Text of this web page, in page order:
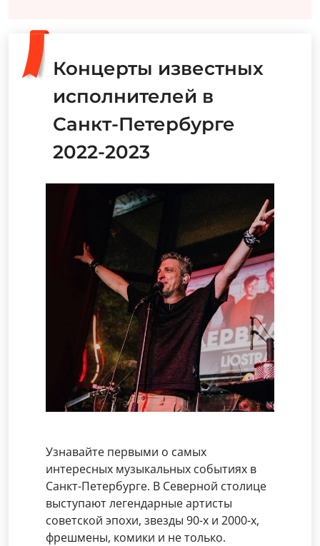
Концерты известных
исполнителей в
Санкт-Петербурге
2022-2023
Узнавайте первыми о самых
интересных музыкальных событиях в
Санкт-Петербурге. В Северной столице
выступают легендарные артисты
советской эпохи, звезды 90-х и 2000-х,
фрешмены, комики и не только.